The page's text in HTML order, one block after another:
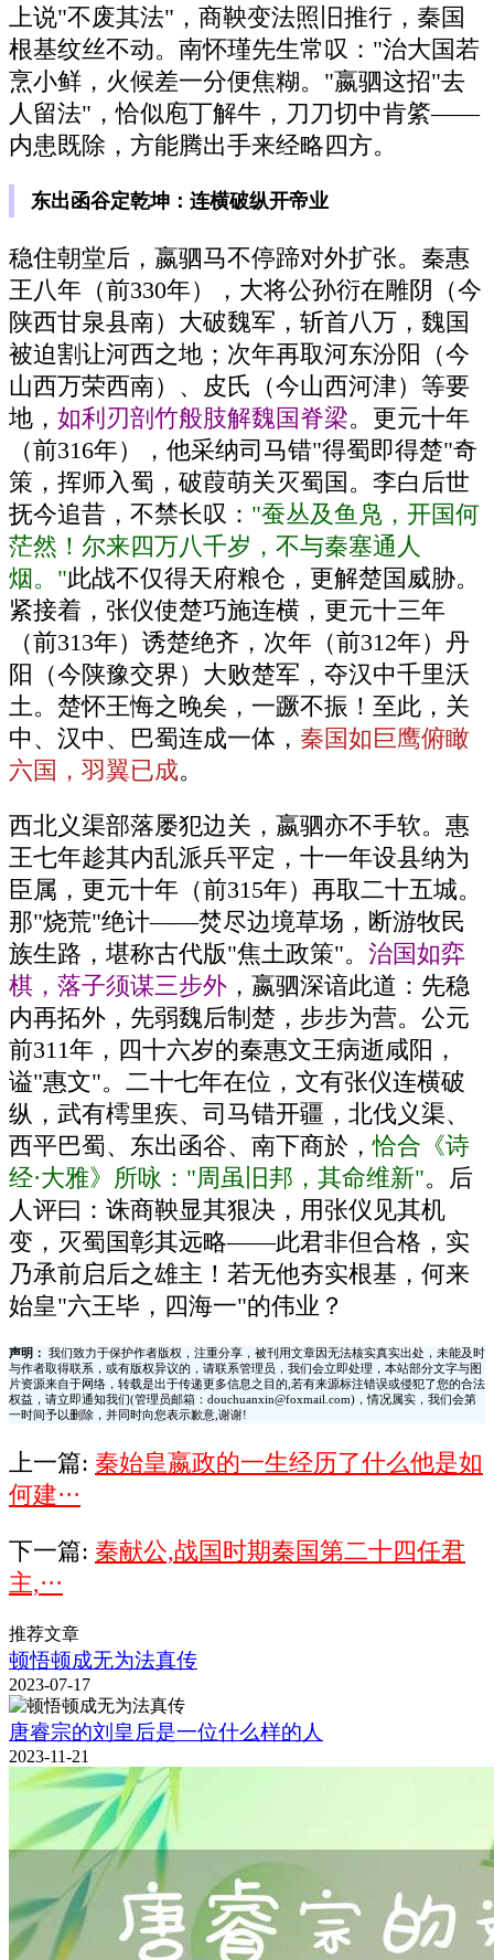
上说"不废其法"，商鞅变法照旧推行，秦国
根基纹丝不动。南怀瑾先生常叹："治大国若
烹小鲜，火候差一分便焦糊。"嬴驷这招"去
人留法"，恰似庖丁解牛，刀刀切中肯綮——
内患既除，方能腾出手来经略四方。
东出函谷定乾坤：连横破纵开帝业
稳住朝堂后，嬴驷马不停蹄对外扩张。秦惠
王八年（前330年），大将公孙衍在雕阴（今
陕西甘泉县南）大破魏军，斩首八万，魏国
被迫割让河西之地；次年再取河东汾阳（今
山西万荣西南）、皮氏（今山西河津）等要
地， 如利刃剖竹般肢解魏国脊梁。更元十年
（前316年），他采纳司马错"得蜀即得楚"奇
策，挥师入蜀，破葭萌关灭蜀国。李白后世
抚今追昔，不禁长叹： "蚕丛及鱼凫，开国何
茫然！尔来四万八千岁，不与秦塞通人
烟。"此战不仅得天府粮仓，更解楚国威胁。
紧接着，张仪使楚巧施连横，更元十三年
（前313年）诱楚绝齐，次年（前312年）丹
阳（今陕豫交界）大败楚军，夺汉中千里沃
土。楚怀王悔之晚矣，一蹶不振！至此，关
中、汉中、巴蜀连成一体， 秦国如巨鹰俯瞰
六国，羽翼已成。
西北义渠部落屡犯边关，嬴驷亦不手软。惠
王七年趁其内乱派兵平定，十一年设县纳为
臣属，更元十年（前315年）再取二十五城。
那"烧荒"绝计——焚尽边境草场，断游牧民
族生路，堪称古代版"焦土政策"。 治国如弈
棋，落子须谋三步外 ，嬴驷深谙此道：先稳
内再拓外，先弱魏后制楚，步步为营。公元
前311年，四十六岁的秦惠文王病逝咸阳，
谥"惠文"。二十七年在位，文有张仪连横破
纵，武有樗里疾、司马错开疆，北伐义渠、
西平巴蜀、东出函谷、南下商於，恰合《诗
经·大雅》所咏："周虽旧邦，其命维新"。后
人评曰：诛商鞅显其狠决，用张仪见其机
变，灭蜀国彰其远略——此君非但合格，实
乃承前启后之雄主！若无他夯实根基，何来
始皇"六王毕，四海一"的伟业？
声明：
我们致力于保护作者版权，注重分享，被刊用文章因无法核实真实出处，未能及时
与作者取得联系，或有版权异议的，请联系管理员，我们会立即处理，本站部分文字与图
片资源来自于网络，转载是出于传递更多信息之目的,若有来源标注错误或侵犯了您的合法
权益，请立即通知我们(管理员邮箱：douchuanxin@foxmail.com)，情况属实，我们会第
一时间予以删除，并同时向您表示歉意,谢谢!
上一篇: 秦始皇嬴政的一生经历了什么他是如
何建···
下一篇: 秦献公,战国时期秦国第二十四任君
主,···
推荐文章
顿悟顿成无为法真传
2023-07-17
唐睿宗的刘皇后是一位什么样的人
2023-11-21